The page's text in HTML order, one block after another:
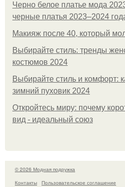
Черно белое платье мода
черные платья 2023–2024
Макияж после 40, который
Выбирайте стиль: тренды
костюмов 2024
Выбирайте стиль и комфорт:
зимний пуховик 2024
Откройтесь миру: почему
вид - идеальный союз
© 2026 Модная подружка
Контакты
Пользовательское соглашение